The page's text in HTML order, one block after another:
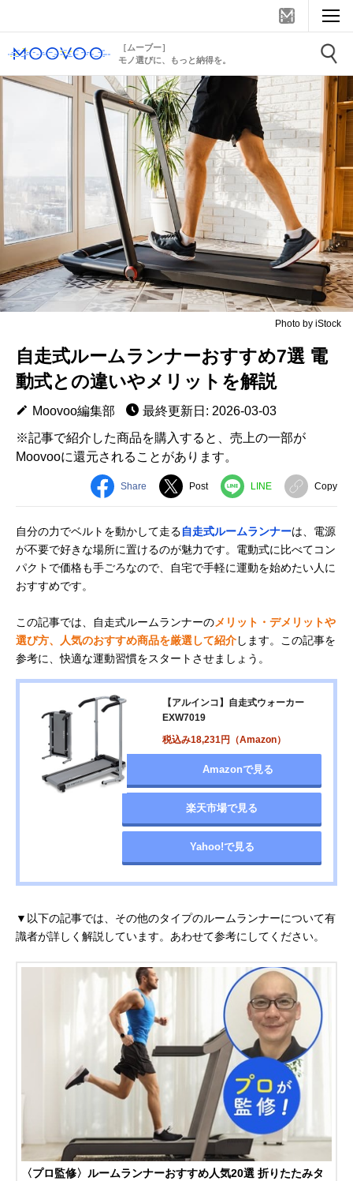
［ムーブー］
モノ選びに、もっと納得を。
Photo by iStock
自走式ルームランナーおすすめ7選 電
動式との違いやメリットを解説
Moovoo編集部
最終更新日: 2026-03-03
※記事で紹介した商品を購入すると、売上の一部が
Moovooに還元されることがあります。
Share Post LINE Copy
自分の力でベルトを動かして走る自走式ルームランナーは、電源
が不要で好きな場所に置けるのが魅力です。電動式に比べてコン
パクトで価格も手ごろなので、自宅で手軽に運動を始めたい人に
おすすめです。
この記事では、自走式ルームランナーのメリット・デメリットや
選び方、人気のおすすめ商品を厳選して紹介します。この記事を
参考に、快適な運動習慣をスタートさせましょう。
【アルインコ】自走式ウォーカー
EXW7019
税込み18,231円（Amazon）
Amazonで見る
楽天市場で見る
Yahoo!で見る
▼以下の記事では、その他のタイプのルームランナーについて有
識者が詳しく解説しています。あわせて参考にしてください。
〈プロ監修〉ルームランナーおすすめ人気20選 折りたたみタ